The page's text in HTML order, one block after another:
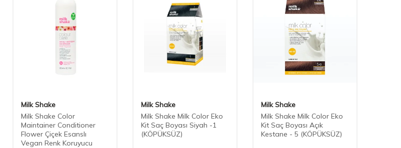
Milk Shake
Milk Shake Color
Maintainer Conditioner
Flower Çiçek Esanslı
Vegan Renk Koruyucu
Milk Shake
Milk Shake Milk Color Eko
Kit Saç Boyası Siyah -1
(KÖPÜKSÜZ)
Milk Shake
Milk Shake Milk Color Eko
Kit Saç Boyası Açık
Kestane - 5 (KÖPÜKSÜZ)